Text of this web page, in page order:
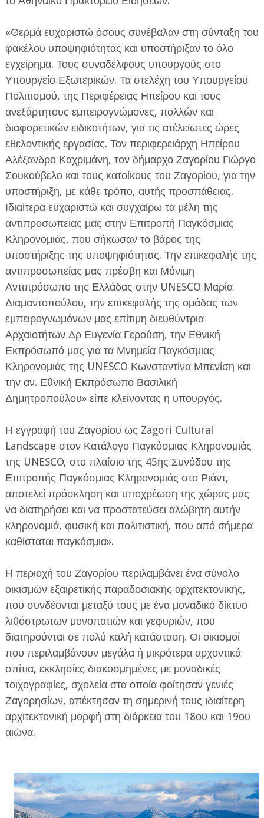
«Θερμά ευχαριστώ όσους συνέβαλαν στη σύνταξη του
φακέλου υποψηφιότητας και υποστήριξαν το όλο
εγχείρημα. Τους συναδέλφους υπουργούς στο
Υπουργείο Εξωτερικών. Τα στελέχη του Υπουργείου
Πολιτισμού, της Περιφέρειας Ηπείρου και τους
ανεξάρτητους εμπειρογνώμονες, πολλών και
διαφορετικών ειδικοτήτων, για τις ατέλειωτες ώρες
εθελοντικής εργασίας. Τον περιφερειάρχη Ηπείρου
Αλέξανδρο Καχριμάνη, τον δήμαρχο Ζαγορίου Γιώργο
Σουκούβελο και τους κατοίκους του Ζαγορίου, για την
υποστήριξη, με κάθε τρόπο, αυτής προσπάθειας.
Ιδιαίτερα ευχαριστώ και συγχαίρω τα μέλη της
αντιπροσωπείας μας στην Επιτροπή Παγκόσμιας
Κληρονομιάς, που σήκωσαν το βάρος της
υποστήριξης της υποψηφιότητας. Την επικεφαλής της
αντιπροσωπείας μας πρέσβη και Μόνιμη
Αντιπρόσωπο της Ελλάδας στην UNESCO Μαρία
Διαμαντοπούλου, την επικεφαλής της ομάδας των
εμπειρογνωμόνων μας επίτιμη διευθύντρια
Αρχαιοτήτων Δρ Ευγενία Γερούση, την Εθνική
Εκπρόσωπό μας για τα Μνημεία Παγκόσμιας
Κληρονομιάς της UNESCO Κωνσταντίνα Μπενίση και
την αν. Εθνική Εκπρόσωπο Βασιλική
Δημητροπούλου» είπε κλείνοντας η υπουργός.
Η εγγραφή του Ζαγορίου ως Zagori Cultural
Landscape στον Κατάλογο Παγκόσμιας Κληρονομιάς
της UNESCO, στο πλαίσιο της 45ης Συνόδου της
Επιτροπής Παγκόσμιας Κληρονομιάς στο Ριάντ,
αποτελεί πρόσκληση και υποχρέωση της χώρας μας
να διατηρήσει και να προστατεύσει αλώβητη αυτήν
κληρονομιά, φυσική και πολιτιστική, που από σήμερα
καθίσταται παγκόσμια».
Η περιοχή του Ζαγορίου περιλαμβάνει ένα σύνολο
οικισμών εξαιρετικής παραδοσιακής αρχιτεκτονικής,
που συνδέονται μεταξύ τους με ένα μοναδικό δίκτυο
λιθόστρωτων μονοπατιών και γεφυριών, που
διατηρούνται σε πολύ καλή κατάσταση. Οι οικισμοί
που περιλαμβάνουν μεγάλα ή μικρότερα αρχοντικά
σπίτια, εκκλησίες διακοσμημένες με μοναδικές
τοιχογραφίες, σχολεία στα οποία φοίτησαν γενιές
Ζαγορησίων, απέκτησαν τη σημερινή τους ιδιαίτερη
αρχιτεκτονική μορφή στη διάρκεια του 18ου και 19ου
αιώνα.